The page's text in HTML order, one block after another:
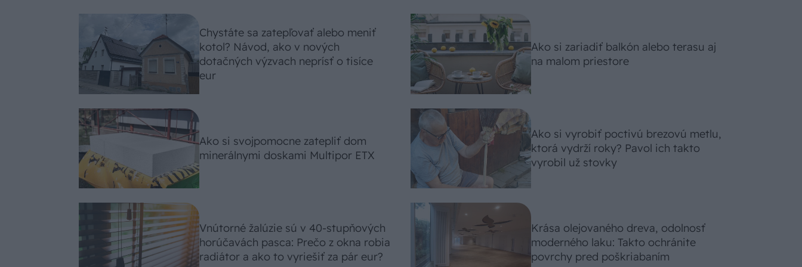
Chystáte sa zatepľovať alebo meniť
kotol? Návod, ako v nových
dotačných výzvach neprísť o tisíce
eur
Ako si svojpomocne zatepliť dom
minerálnymi doskami Multipor ETX
Vnútorné žalúzie sú v 40-stupňových
horúčavách pasca: Prečo z okna robia
radiátor a ako to vyriešiť za pár eur?
Ako si zariadiť balkón alebo terasu aj
na malom priestore
Ako si vyrobiť poctivú brezovú metlu,
ktorá vydrží roky? Pavol ich takto
vyrobil už stovky
Krása olejovaného dreva, odolnosť
moderného laku: Takto ochránite
povrchy pred poškriabaním